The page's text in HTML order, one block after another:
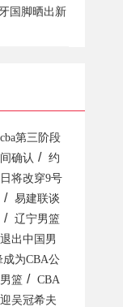
国脚晒出新
cba第三阶段
确认 /
约
将改穿9号
/
易建联谈
/
辽宁男篮
出中国男
成为CBA公
篮 /
CBA
吴冠希夫